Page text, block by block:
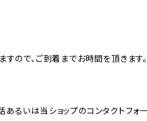
で、ご到着までお時間を頂きます
いは当ショップのコンタクトフォ